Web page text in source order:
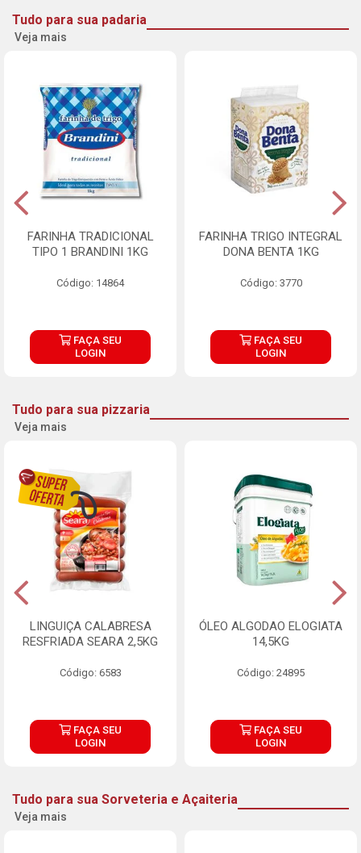
Tudo para sua padaria
Veja mais
FARINHA TRADICIONAL
TIPO 1 BRANDINI 1KG
Código: 14864
FAÇA SEU
LOGIN
FARINHA TRIGO INTEGRAL
DONA BENTA 1KG
Código: 3770
FAÇA SEU
LOGIN
Tudo para sua pizzaria
Veja mais
LINGUIÇA CALABRESA
RESFRIADA SEARA 2,5KG
Código: 6583
FAÇA SEU
LOGIN
ÓLEO ALGODAO ELOGIATA
14,5KG
Código: 24895
FAÇA SEU
LOGIN
Tudo para sua Sorveteria e Açaiteria
Veja mais